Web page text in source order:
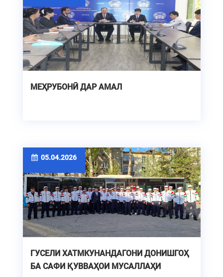
МЕҲРУБОНӢ ДАР АМАЛ
05.04.2026
ГУСЕЛИ ХАТМКУНАНДАГОНИ ДОНИШГОҲ
БА САФИ ҚУВВАҲОИ МУСАЛЛАҲИ